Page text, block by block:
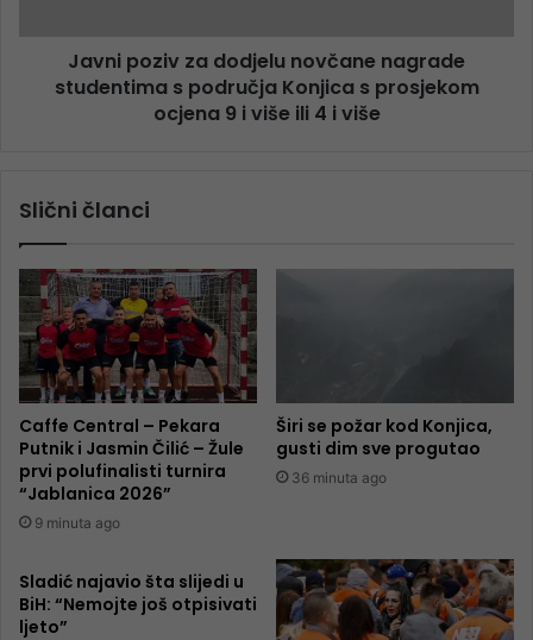
Javni poziv za dodjelu novčane nagrade
studentima s područja Konjica s prosjekom
ocjena 9 i više ili 4 i više
Slični članci
Caffe Central – Pekara
Putnik i Jasmin Čilić – Žule
prvi polufinalisti turnira
“Jablanica 2026”
9 minuta ago
Širi se požar kod Konjica,
gusti dim sve progutao
36 minuta ago
Sladić najavio šta slijedi u
BiH: “Nemojte još otpisivati
ljeto”